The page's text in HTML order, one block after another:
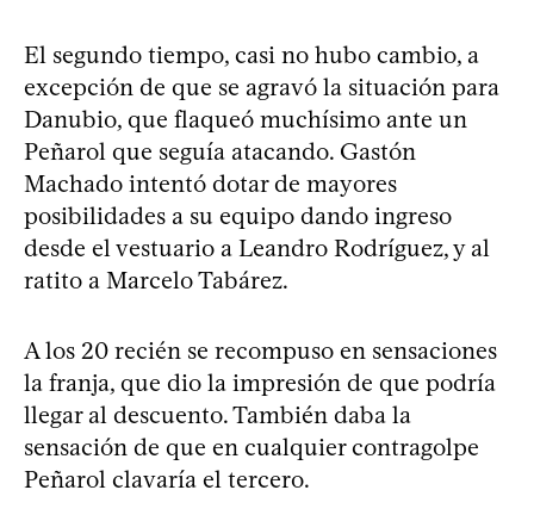
El segundo tiempo, casi no hubo cambio, a
excepción de que se agravó la situación para
Danubio, que flaqueó muchísimo ante un
Peñarol que seguía atacando. Gastón
Machado intentó dotar de mayores
posibilidades a su equipo dando ingreso
desde el vestuario a Leandro Rodríguez, y al
ratito a Marcelo Tabárez.
A los 20 recién se recompuso en sensaciones
la franja, que dio la impresión de que podría
llegar al descuento. También daba la
sensación de que en cualquier contragolpe
Peñarol clavaría el tercero.